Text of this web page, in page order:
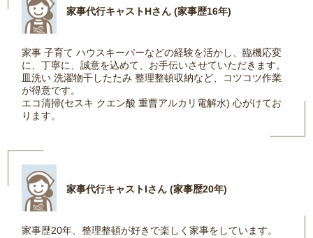
家事代行キャストHさん (家事歴16年)
家事 子育て ハウスキーパーなどの経験を活かし、臨機応変
に、丁寧に、誠意を込めて、お手伝いさせていただきます。
皿洗い 洗濯物干したたみ 整理整頓収納など、コツコツ作業
が得意です。
エコ清掃(セスキ クエン酸 重曹アルカリ電解水) 心がけてお
ります。
家事代行キャストIさん (家事歴20年)
家事歴20年、整理整頓が好きで楽しく家事をしています。